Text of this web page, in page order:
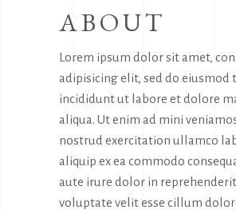
ABOUT
Lorem ipsum dolor sit amet,
adipisicing elit, sed do eiusmod
incididunt ut labore et dolore
aliqua. Ut enim ad mini
nostrud exercitation ullamco
aliquip ex ea commodo
aute irure dolor in
voluptate velit esse cillum